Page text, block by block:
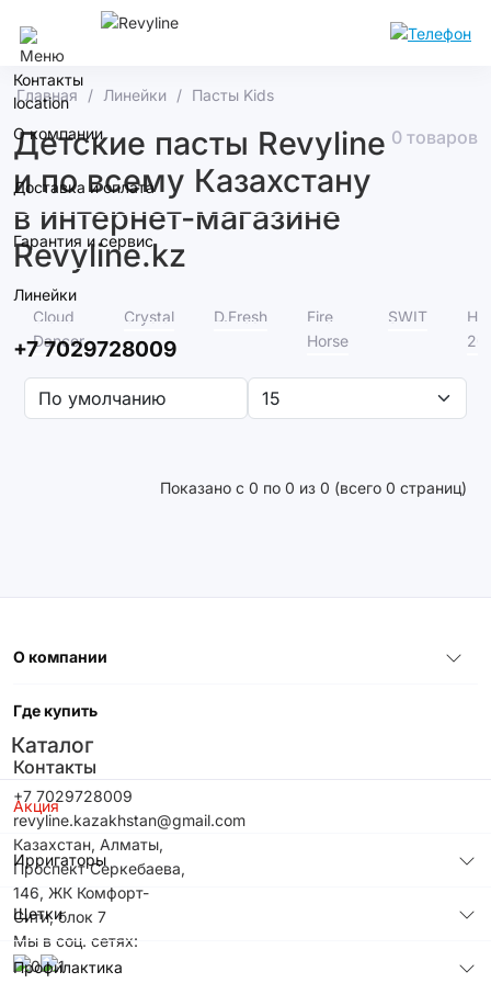
Контакты
О компании
Доставка и оплата
Гарантия и сервис
Линейки
+7 7029728009
Каталог
Акция
Ирригаторы
Щетки
Профилактика
Главная Линейки Пасты Kids
Детские пасты Revyline
и по всему Казахстану
в интернет-магазине
Revyline.kz
0 товаров
Cloud
Dancer
Crystal D.Fresh
Fire
Horse
SWIT
Показано с 0 по 0 из 0 (всего 0 страниц)
О компании
Где купить
Контакты
+7 7029728009
revyline.kazakhstan@gmail.com
Казахстан, Алматы,
Проспект Серкебаева,
146, ЖК Комфорт-
Сити, блок 7
Мы в соц. сетях: